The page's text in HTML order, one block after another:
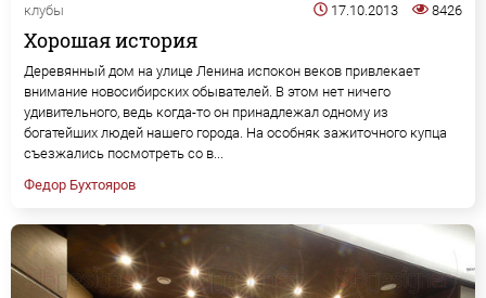
клубы 17.10.2013 8426
Хорошая история
Деревянный дом на улице Ленина испокон веков привлекает
внимание новосибирских обывателей. В этом нет ничего
удивительного, ведь когда-то он принадлежал одному из
богатейших людей нашего города. На особняк зажиточного купца
съезжались посмотреть со в...
Федор Бухтояров